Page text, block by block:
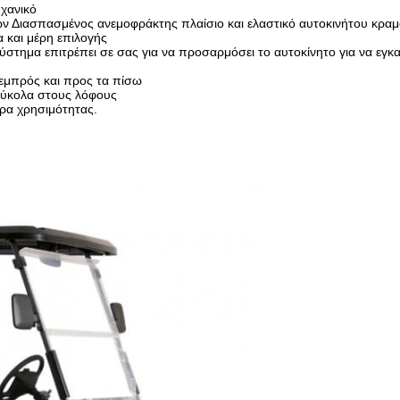
Διασπασμένος ανεμοφράκτης πλαίσιο και ελαστικό αυτοκινήτου
μέρη επιλογής
επιτρέπει σε σας για να προσαρμόσει το αυτοκίνητο για να
και προς τα πίσω
στους λόφους
χρησιμότητας.